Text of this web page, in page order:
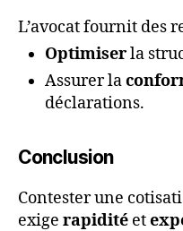
L’avocat fournit des
Optimiserla
Assurer la
déclarations.
Conclusion
Contester une
exige rapidité et